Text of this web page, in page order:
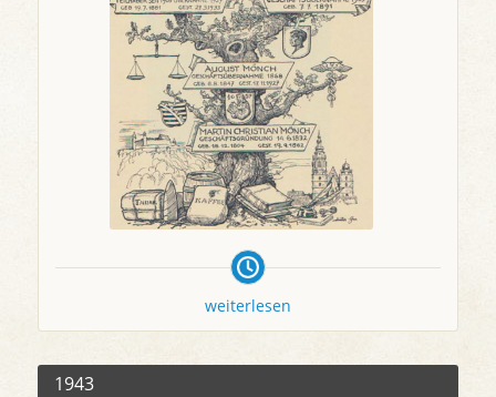
weiterlesen
1943